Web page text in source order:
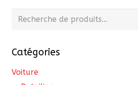
peuvent
être
Recherche
Catégories
Voiture